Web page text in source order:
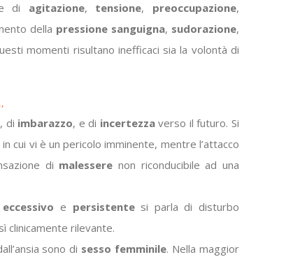
di agitazione, tensione, preoccupazione,
della pressione sanguigna, sudorazione,
momenti risultano inefficaci sia la volontà di
, di imbarazzo, e di incertezzaverso il futuro. Si
cui vi è un pericolo imminente, mentre l’attacco
di malessere non riconducibile ad una
eccessivo e persistentesi parla di disturbo
clinicamente rilevante.
sono di sesso femminile. Nella maggior